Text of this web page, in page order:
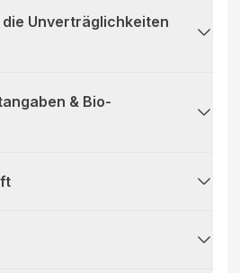
Unverträglichkeiten
& Bio-